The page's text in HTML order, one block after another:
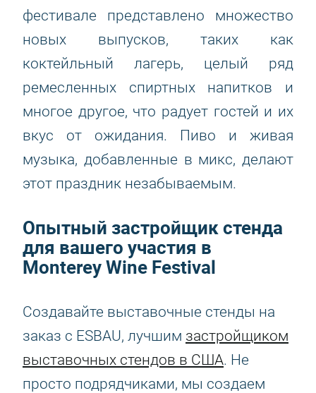
фестивале представлено множество
новых выпусков, таких как
коктейльный лагерь, целый ряд
ремесленных спиртных напитков и
многое другое, что радует гостей и их
вкус от ожидания. Пиво и живая
музыка, добавленные в микс, делают
этот праздник незабываемым.
Опытный застройщик стенда
для вашего участия в
Monterey Wine Festival
Создавайте выставочные стенды на
заказ с ESBAU, лучшим застройщиком
выставочных стендов в США. Не
просто подрядчиками, мы создаем